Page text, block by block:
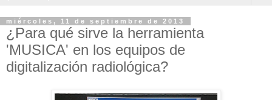
miércoles, 11 de septiembre de 2013
¿Para qué sirve la herramienta
'MUSICA' en los equipos de
digitalización radiológica?